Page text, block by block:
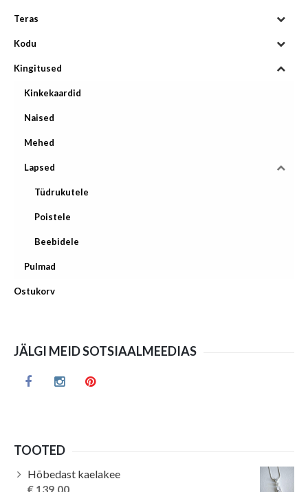
Teras
Kodu
Kingitused
Kinkekaardid
Naised
Mehed
Lapsed
Tüdrukutele
Poistele
Beebidele
Pulmad
Ostukorv
JÄLGI MEID SOTSIAALMEEDIAS
TOOTED
Hõbedast kaelakee
€ 139.00